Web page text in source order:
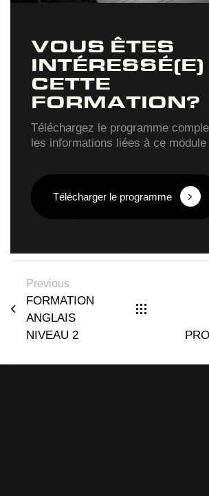
VOUS ÊTES
CETTE
FORMATION?
Téléchargez le programme
les informations liées à ce module
Télécharger le programme
Previous
FORMATION
ANGLAIS
NIVEAU 2